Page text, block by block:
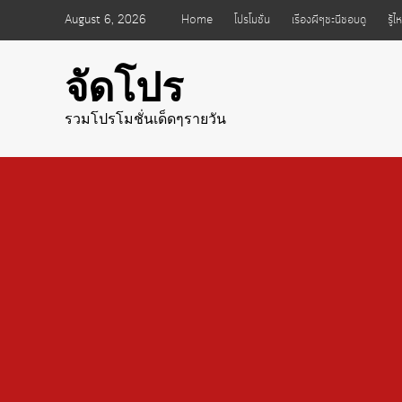
August 6, 2026 Home โปรโมชั่น เรื่องผีๆชะนีชอบดู รู้ไ
จัดโปร
รวมโปรโมชั่นเด็ดๆรายวัน